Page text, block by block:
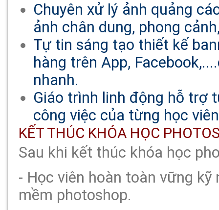
Chuyên xử lý ảnh quảng
ảnh chân dung, phong
Tự tin sáng tạo thiết kế
hàng trên App,
nhanh.
Giáo trình linh động hỗ trợ
công việc của từng học
KẾT THÚC KHÓA HỌC
Sau khi kết thúc khóa học
- Học viên hoàn toàn vững
mềm photoshop.